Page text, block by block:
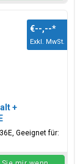
+
Geeignet für:
€--,--*
Exkl. MwSt.